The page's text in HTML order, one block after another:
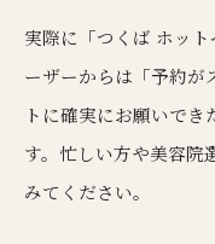
実際に「つくば ホッ
ーザーからは「予約が
トに確実にお願いで
す。忙しい方や美容院
みてください。